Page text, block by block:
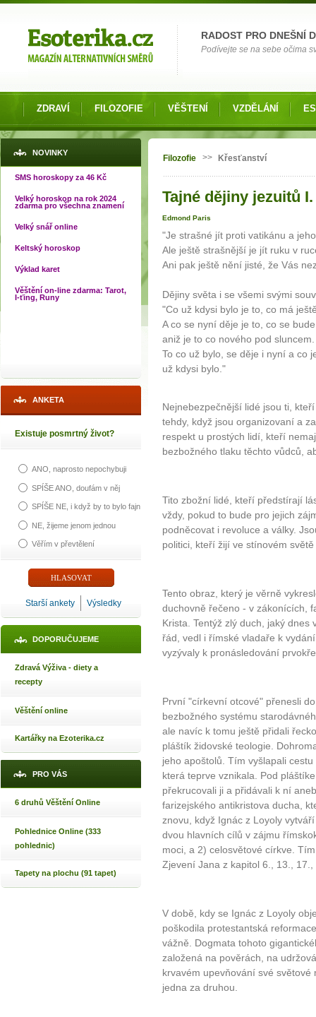
RADOST PRO DNEŠNÍ
Podívejte se na sebe očima
ZDRAVÍ FILOZOFIE VĚŠTENÍ VZDĚLÁNÍ
NOVINKY
SMS horoskopy za 46 Kč
Velký horoskop na rok 2024
zdarma pro všechna znamení
Velký snář online
Keltský horoskop
Výklad karet
Věštění on-line zdarma: Tarot,
I-ťing, Runy
ANKETA
Existuje posmrtný život?
ANO, naprosto nepochybuji
SPÍŠE ANO, doufám v něj
SPÍŠE NE, i když by to bylo fajn
NE, žijeme jenom jednou
Věřím v převtělení
Starší ankety Výsledky
DOPORUČUJEME
Zdravá Výživa - diety a
recepty
Věštění online
Kartářky na Ezoterika.cz
PRO VÁS
6 druhů Věštění Online
Pohlednice Online (333
pohlednic)
Tapety na plochu (91 tapet)
Jste zde
Filozofie >> Křesťanství
Tajné dějiny jezuitů I.
Edmond Paris
"Je strašné jít proti vatikánu a
Ale ještě strašnější je jít ruku v
Ani pak ještě nění jisté, že Vás
Dějiny světa i se všemi svými
"Co už kdysi bylo je to, co má
A co se nyní děje je to, co se
aniž je to co nového pod sluncem.
To co už bylo, se děje i nyní a co
už kdysi bylo."
Nejnebezpečnější lidé jsou ti,
tehdy, když jsou organizovaní a
respekt u prostých lidí, kteří
bezbožného tlaku těchto vůdců,
Tito zbožní lidé, kteří předstírají
vždy, pokud to bude pro jejich
podněcovat i revoluce a války.
politici, kteří žijí ve stínovém
Tento obraz, který je věrně
duchovně řečeno - v zákonících,
Krista. Tentýž zlý duch, jaký
řád, vedl i římské vladaře k
vyzývaly k pronásledování
První "církevní otcové" přenesli
bezbožného systému
ale navíc k tomu ještě přidali
pláštík židovské teologie.
jeho apoštolů. Tím vyšlapali
která teprve vznikala. Pod
překrucovali ji a přidávali k ní
farizejského antikristova ducha,
znovu, když Ignác z Loyoly
dvou hlavních cílů v zájmu
moci, a 2) celosvětové církve.
Zjevení Jana z kapitol 6., 13., 17.,
V době, kdy se Ignác z Loyoly
poškodila protestantská
vážně. Dogmata tohoto
založená na pověrách, na
krvavém upevňování své
jedna za druhou.